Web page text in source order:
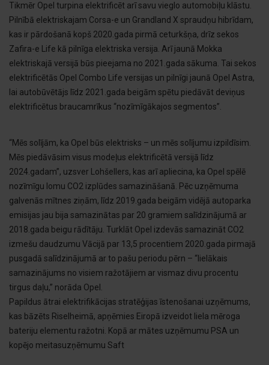
Tikmēr Opel turpina elektrificēt arī savu vieglo automobiļu klāstu.
Pilnībā elektriskajam Corsa-e un Grandland X spraudņu hibrīdam,
kas ir pārdošanā kopš 2020.gada pirmā ceturkšņa, drīz sekos
Zafira-e Life kā pilnīga elektriska versija. Arī jaunā Mokka
elektriskajā versijā būs pieejama no 2021.gada sākuma. Tai sekos
elektrificētās Opel Combo Life versijas un pilnīgi jaunā Opel Astra,
lai autobūvētājs līdz 2021.gada beigām spētu piedāvāt deviņus
elektrificētus braucamrīkus “nozīmīgākajos segmentos”.
“Mēs solījām, ka Opel būs elektrisks – un mēs solījumu izpildīsim.
Mēs piedāvāsim visus modeļus elektrificētā versijā līdz
2024.gadam”, uzsver Lohšellers, kas arī apliecina, ka Opel spēlē
nozīmīgu lomu CO2 izplūdes samazināšanā. Pēc uzņēmuma
galvenās mītnes ziņām, līdz 2019.gada beigām vidējā autoparka
emisijas jau bija samazinātas par 20 gramiem salīdzinājumā ar
2018.gada beigu rādītāju. Turklāt Opel izdevās samazināt CO2
izmešu daudzumu Vācijā par 13,5 procentiem 2020.gada pirmajā
pusgadā salīdzinājumā ar to pašu periodu pērn – “lielākais
samazinājums no visiem ražotājiem ar vismaz divu procentu
tirgus daļu,” norāda Opel.
Papildus ātrai elektrifikācijas stratēģijas īstenošanai uzņēmums,
kas bāzēts Riselheimā, apņēmies Eiropā izveidot liela mēroga
bateriju elementu ražotni. Kopā ar mātes uzņēmumu PSA un
kopējo meitasuzņēmumu Saft